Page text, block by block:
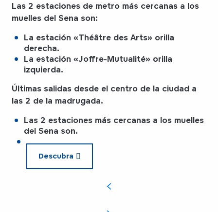
Las 2 estaciones de metro más cercanas a los
muelles del Sena son:
La estación «Théâtre des Arts» orilla
derecha.
La estación «Joffre-Mutualité» orilla
izquierda.
Últimas salidas desde el centro de la ciudad a
las 2 de la madrugada.
Las 2 estaciones más cercanas a los muelles
del Sena son.
Descubra